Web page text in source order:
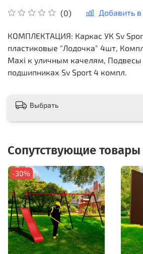
(0) Добавить
КОМПЛЕКТАЦИЯ: Каркас УК Sv
пластиковые "Лодочка" 4шт,
Махi к уличным качелям, Подвесы
подшипниках Sv Sport 4 компл.
Выбрать
Сопутствующие товары
-30%